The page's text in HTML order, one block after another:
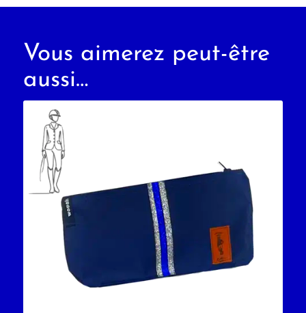
Vous aimerez peut-être
aussi…